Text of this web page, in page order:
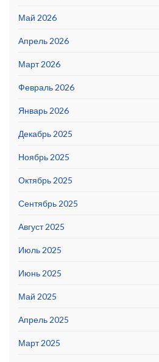
Май 2026
Апрель 2026
Март 2026
Февраль 2026
Январь 2026
Декабрь 2025
Ноябрь 2025
Октябрь 2025
Сентябрь 2025
Август 2025
Июль 2025
Июнь 2025
Май 2025
Апрель 2025
Март 2025